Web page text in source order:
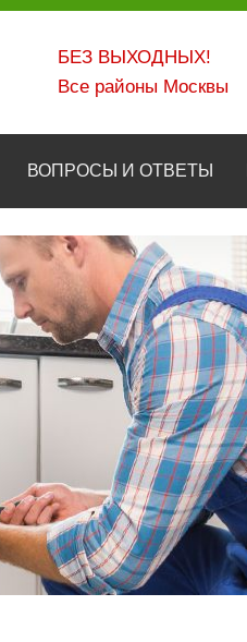
БЕЗ ВЫХОДНЫХ!
Все районы Москвы
ВОПРОСЫ И ОТВЕТЫ